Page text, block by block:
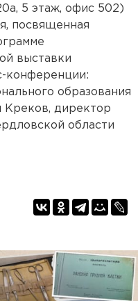
5 этаж, офис 502)
посвященная
выставки
конференции:
образования
Креков, директор
области